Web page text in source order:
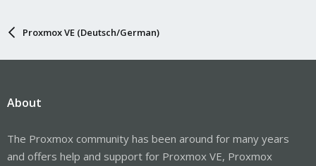
Proxmox VE (Deutsch/German)
About
The Proxmox community has been around for many years
and offers help and support for Proxmox VE, Proxmox